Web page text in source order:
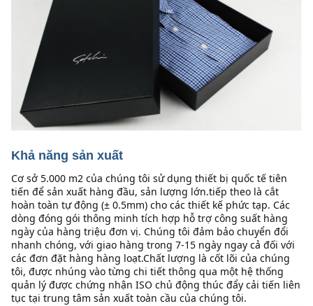
Khả năng sản xuất
Cơ sở 5.000 m2 của chúng tôi sử dụng thiết bị quốc tế tiên
tiến để sản xuất hàng đầu, sản lượng lớn.tiếp theo là cắt
hoàn toàn tự động (± 0.5mm) cho các thiết kế phức tạp. Các
dòng đóng gói thông minh tích hợp hỗ trợ công suất hàng
ngày của hàng triệu đơn vị. Chúng tôi đảm bảo chuyển đổi
nhanh chóng, với giao hàng trong 7-15 ngày ngay cả đối với
các đơn đặt hàng hàng loạt.Chất lượng là cốt lõi của chúng
tôi, được nhúng vào từng chi tiết thông qua một hệ thống
quản lý được chứng nhận ISO chủ động thúc đẩy cải tiến liên
tục tại trung tâm sản xuất toàn cầu của chúng tôi.